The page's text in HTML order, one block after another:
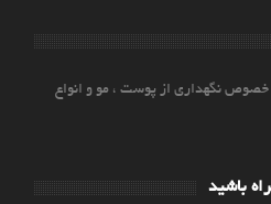
خصوص نگهداری از پوست ، مو و انواع
باشید